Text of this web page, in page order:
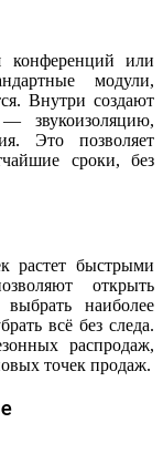
конференций или
модули,
Внутри создают
звукоизоляцию,
Это позволяет
сроки, без
растет быстрыми
открыть
наиболее
всё без следа.
распродаж,
точек продаж.